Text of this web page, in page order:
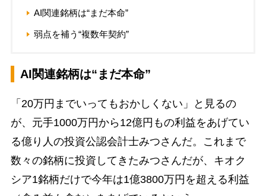
AI関連銘柄は“まだ本命”
弱点を補う“複数年契約”
AI関連銘柄は“まだ本命”
「20万円までいってもおかしくない」と見るの
が、元手1000万円から12億円もの利益をあげてい
る億り人の投資公認会計士みつさんだ。これまで
数々の銘柄に投資してきたみつさんだが、キオク
シア1銘柄だけで今年は1億3800万円を超える利益